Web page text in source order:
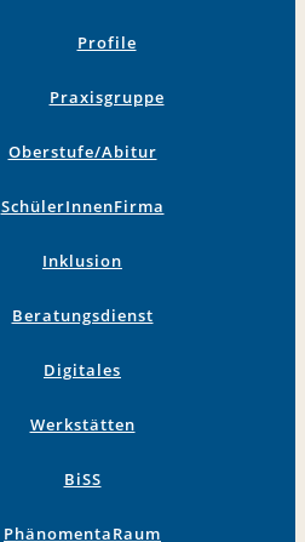
Profile
Praxisgruppe
Oberstufe/Abitur
SchülerInnenFirma
Inklusion
Beratungsdienst
Digitales
Werkstätten
BiSS
PhänomentaRaum